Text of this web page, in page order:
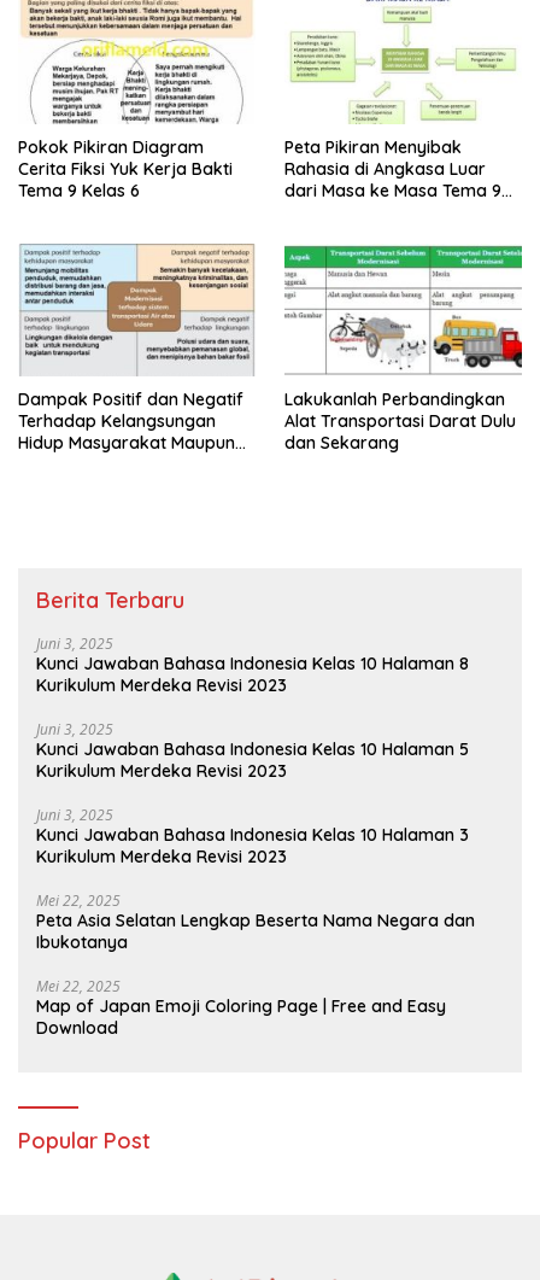
Pokok Pikiran Diagram
Cerita Fiksi Yuk Kerja Bakti
Tema 9 Kelas 6
Peta Pikiran Menyibak
Rahasia di Angkasa Luar
dari Masa ke Masa Tema 9
Dampak Positif dan Negatif
Terhadap Kelangsungan
Hidup Masyarakat Maupun
Lakukanlah Perbandingkan
Alat Transportasi Darat Dulu
dan Sekarang
Berita Terbaru
Juni 3, 2025
Kunci Jawaban Bahasa Indonesia Kelas 10 Halaman 8
Kurikulum Merdeka Revisi 2023
Juni 3, 2025
Kunci Jawaban Bahasa Indonesia Kelas 10 Halaman 5
Kurikulum Merdeka Revisi 2023
Juni 3, 2025
Kunci Jawaban Bahasa Indonesia Kelas 10 Halaman 3
Kurikulum Merdeka Revisi 2023
Mei 22, 2025
Peta Asia Selatan Lengkap Beserta Nama Negara dan
Ibukotanya
Mei 22, 2025
Map of Japan Emoji Coloring Page | Free and Easy
Download
Popular Post